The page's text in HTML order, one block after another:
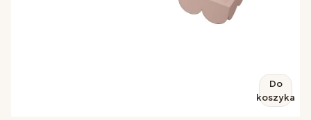
Do
koszyka